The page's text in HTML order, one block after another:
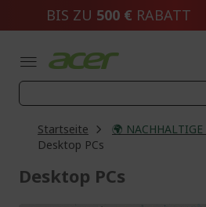
BIS ZU 500 € RABATT
Startseite
🌍 NACHHALTIGE
Desktop PCs
Desktop PCs